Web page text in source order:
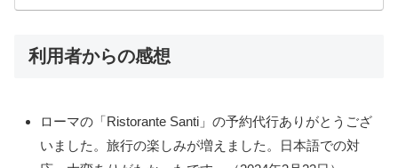
利用者からの感想
ローマの「Ristorante Santi」の予約代行ありがとうござ
いました。旅行の楽しみが増えました。日本語での対